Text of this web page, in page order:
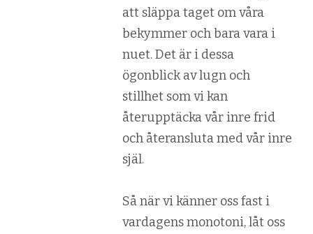
att släppa taget om våra
bekymmer och bara vara i
nuet. Det är i dessa
ögonblick av lugn och
stillhet som vi kan
återupptäcka vår inre frid
och återansluta med vår inre
själ.
Så när vi känner oss fast i
vardagens monotoni, låt oss